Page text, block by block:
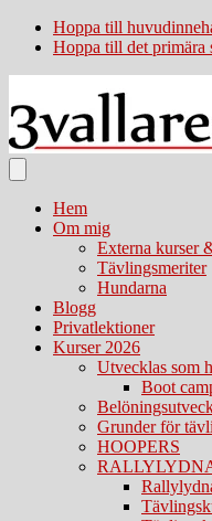
Hoppa till
Hoppa till det primära
Hem
Om mig
Externa kurser
Tävlingsmeriter
Hundarna
Blogg
Privatlektioner
Kurser 2026
Utvecklas som
Boot
Grunder för
HOOPERS